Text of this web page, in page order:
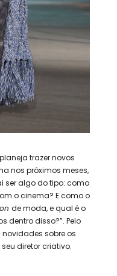
trazer novos
nos próximos meses,
ser algo do tipo: como
o cinema? E como o
de moda, e qual é o
dentro disso?”. Pelo
sobre os
diretor criativo.